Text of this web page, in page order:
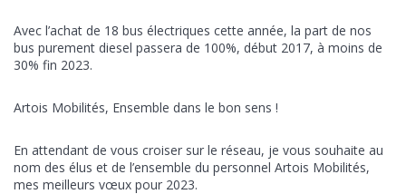
Avec l’achat de 18 bus électriques cette année, la part de nos
bus purement diesel passera de 100%, début 2017, à moins de
30% fin 2023.
Artois Mobilités, Ensemble dans le bon sens !
En attendant de vous croiser sur le réseau, je vous souhaite au
nom des élus et de l’ensemble du personnel Artois Mobilités,
mes meilleurs vœux pour 2023.